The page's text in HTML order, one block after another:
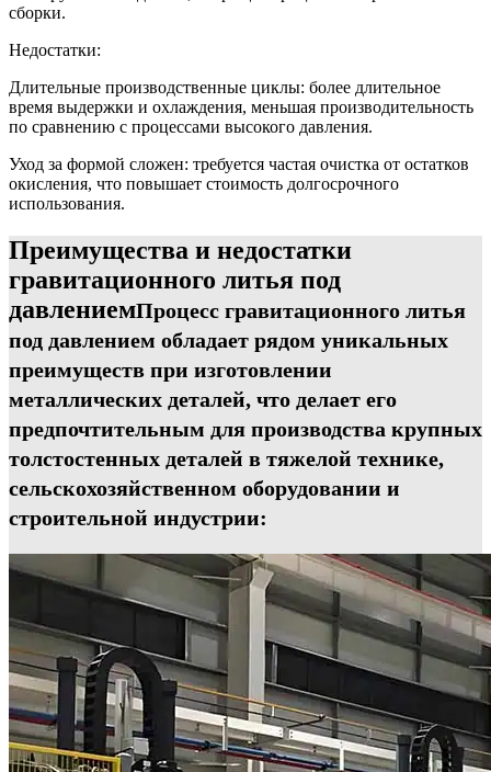
сборки.
Недостатки:
Длительные производственные циклы: более длительное
время выдержки и охлаждения, меньшая производительность
по сравнению с процессами высокого давления.
Уход за формой сложен: требуется частая очистка от остатков
окисления, что повышает стоимость долгосрочного
использования.
Преимущества и недостатки
гравитационного литья под
давлениемПроцесс гравитационного литья
под давлением обладает рядом уникальных
преимуществ при изготовлении
металлических деталей, что делает его
предпочтительным для производства крупных
толстостенных деталей в тяжелой технике,
сельскохозяйственном оборудовании и
строительной индустрии: